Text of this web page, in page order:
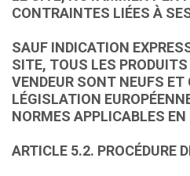
CONTRAINTES LIÉES À
SAUF INDICATION
SITE, TOUS LES
VENDEUR SONT NEUFS
LÉGISLATION
NORMES APPLICABLES EN
ARTICLE 5.2. PROCÉDURE